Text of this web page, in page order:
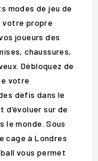
modes de jeu de
votre propre
joueurs des
chaussures,
Débloquez de
votre
défis dans le
d’évoluer sur de
le monde. Sous
cage à Londres
vous permet